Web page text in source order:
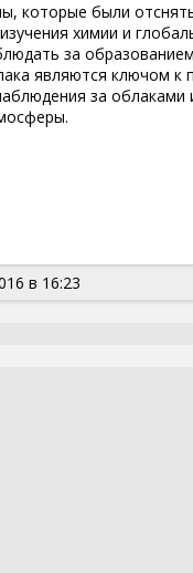
которые были
химии и
за
являются ключом к
за
в 16:23